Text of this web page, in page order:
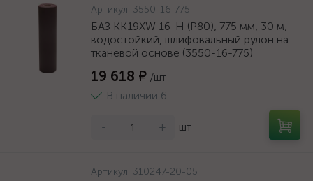
Артикул: 3550-16-775
БАЗ KK19XW 16-H (Р80), 775 мм, 30 м,
водостойкий, шлифовальный рулон на
тканевой основе (3550-16-775)
19 618 ₽ /шт
В наличии 6
- + шт
Артикул: 310247-20-05